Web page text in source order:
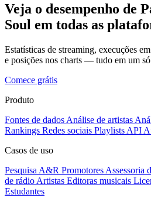
Veja o desempenho de
Soul em todas as
Estatísticas de streaming, execuções
e posições nos charts — tudo em um
Comece grátis
Produto
Fontes de dados Análise de artistas
Rankings Redes sociais Playlists API
Casos de uso
Pesquisa A&R Promotores Assessoria
de rádio Artistas Editoras musicais
Estudantes